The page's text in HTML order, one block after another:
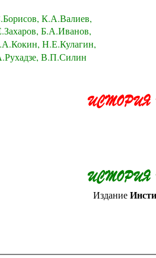
К.А.Валиев,
Б.А.Иванов,
Н.Е.Кулагин,
В.П.Силин
Издание